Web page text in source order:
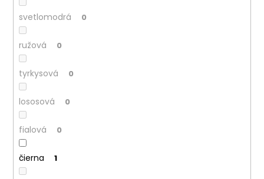
svetlomodrá 0
ružová 0
tyrkysová 0
lososová 0
fialová 0
čierna 1